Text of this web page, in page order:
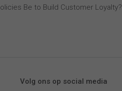
Be to Build Customer Loyalty?
Volg ons op social media